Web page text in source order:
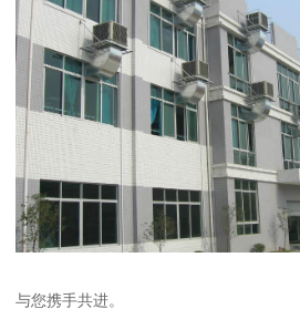
与您携手共进。